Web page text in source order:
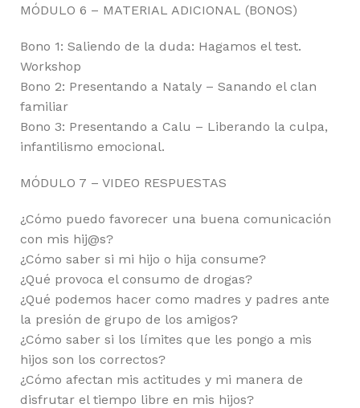
MÓDULO 6 – MATERIAL ADICIONAL (BONOS)
Bono 1: Saliendo de la duda: Hagamos el test.
Workshop
Bono 2: Presentando a Nataly – Sanando el clan
familiar
Bono 3: Presentando a Calu – Liberando la culpa,
infantilismo emocional.
MÓDULO 7 – VIDEO RESPUESTAS
¿Cómo puedo favorecer una buena comunicación
con mis hij@s?
¿Cómo saber si mi hijo o hija consume?
¿Qué provoca el consumo de drogas?
¿Qué podemos hacer como madres y padres ante
la presión de grupo de los amigos?
¿Cómo saber si los límites que les pongo a mis
hijos son los correctos?
¿Cómo afectan mis actitudes y mi manera de
disfrutar el tiempo libre en mis hijos?